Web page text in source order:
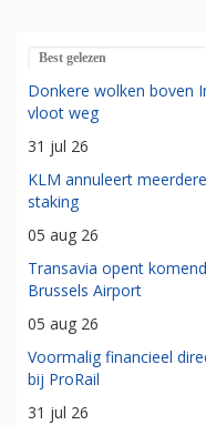
Best gelezen
Donkere wolken boven
vloot weg
31 jul 26
KLM annuleert
staking
05 aug 26
Transavia opent
Brussels Airport
05 aug 26
Voormalig financieel
bij ProRail
31 jul 26